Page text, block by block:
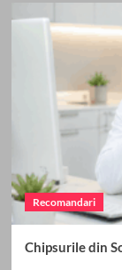
3
Recomandari
Chipsurile din